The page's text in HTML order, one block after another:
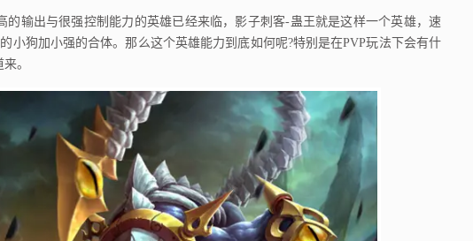
输出与很强控制能力的英雄已经来临，影子刺客-蛊王就是这样一个英雄，速
小狗加小强的合体。那么这个英雄能力到底如何呢?特别是在PVP玩法下会有什
。